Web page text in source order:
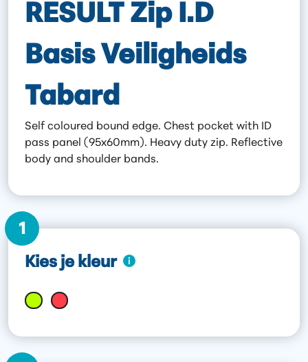
RESULT Zip I.D
Basis Veiligheids
Tabard
Self coloured bound edge. Chest pocket with ID
pass panel (95x60mm). Heavy duty zip. Reflective
body and shoulder bands.
1
Kies je kleur